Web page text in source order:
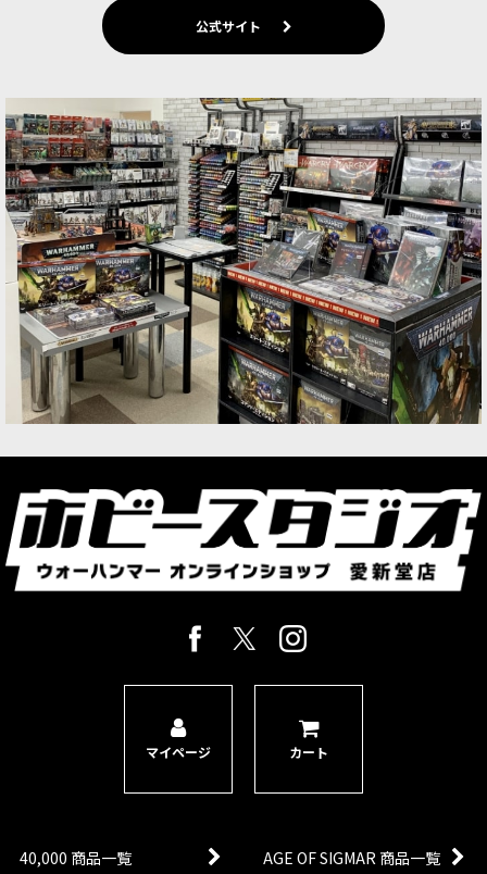
公式サイト
マイページ カート
40,000 商品一覧 AGE OF SIGMAR 商品一覧